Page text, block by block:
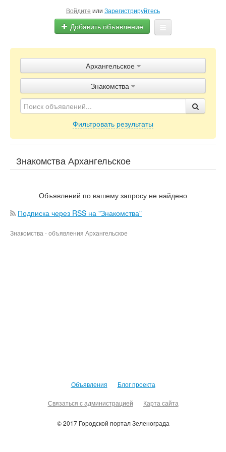
Войдите или Зарегистрируйтесь
Добавить объявление
Объявления
Блог
Архангельское
Знакомства
Фильтровать результаты
Знакомства Архангельское
Объявлений по вашему запросу не найдено
Подписка через RSS на "Знакомства"
Знакомства - объявления Архангельское
Объявления Блог проекта
Связаться с администрацией Карта сайта
© 2017 Городской портал Зеленограда